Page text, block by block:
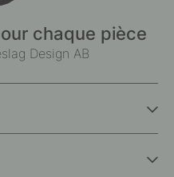
chaque pièce
Design AB